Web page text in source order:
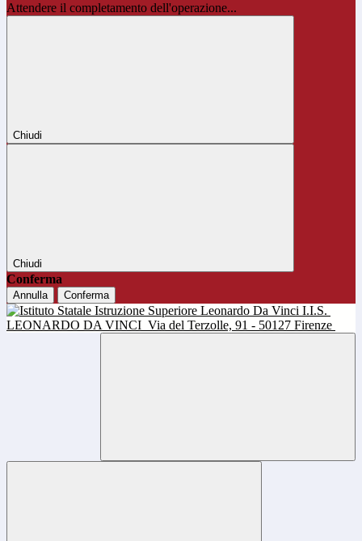
Attendere il completamento dell'operazione...
Chiudi
Chiudi
Conferma
Annulla Conferma
I.I.S.
LEONARDO DA VINCI Via del Terzolle, 91 - 50127 Firenze